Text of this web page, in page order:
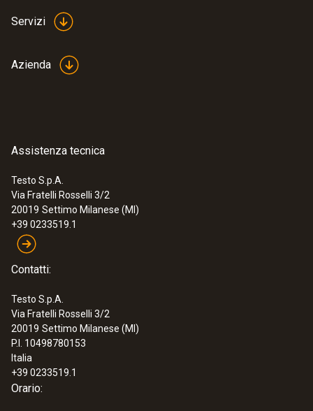
Servizi
Azienda
Assistenza tecnica
Testo S.p.A.
Via Fratelli Rosselli 3/2
20019 Settimo Milanese (MI)
+39 0233519.1
Contatti:
Testo S.p.A.
Via Fratelli Rosselli 3/2
20019 Settimo Milanese (MI)
P.I. 10498780153
Italia
+39 0233519.1
Orario: